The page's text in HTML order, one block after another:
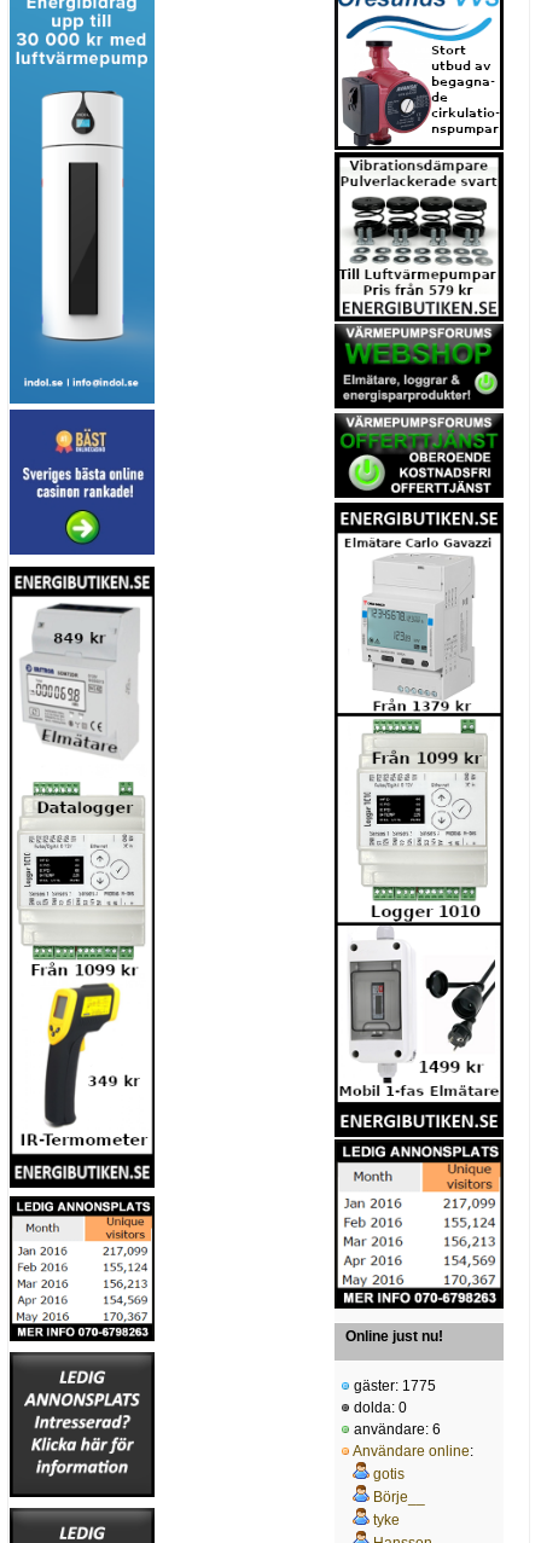
Online just nu!
gäster: 1775
dolda: 0
användare: 6
Användare online:
gotis
Börje__
tyke